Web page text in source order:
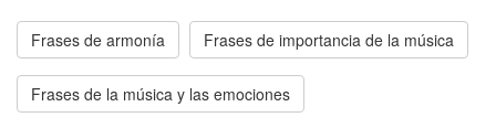
Frases de armonía Frases de importancia de la música
Frases de la música y las emociones